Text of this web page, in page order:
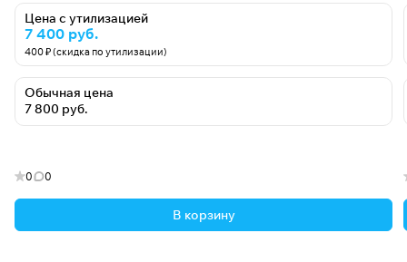
Цена с утилизацией
7 400 руб.
400 ₽ (скидка по утилизации)
Обычная цена
7 800 руб.
0 0
В корзину